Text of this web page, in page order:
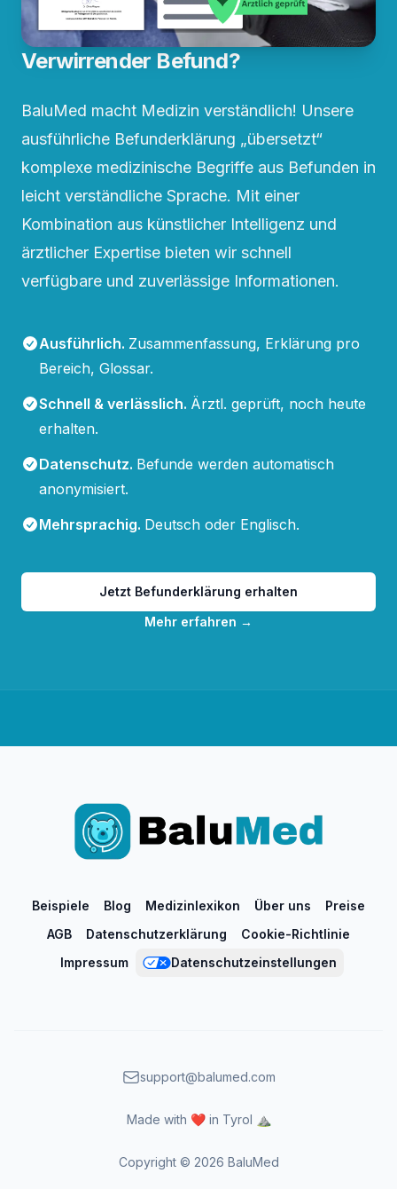
Verwirrender Befund?
BaluMed macht Medizin verständlich! Unsere
ausführliche Befunderklärung „übersetzt“
komplexe medizinische Begriffe aus Befunden in
leicht verständliche Sprache. Mit einer
Kombination aus künstlicher Intelligenz und
ärztlicher Expertise bieten wir schnell
verfügbare und zuverlässige Informationen.
Ausführlich. Zusammenfassung, Erklärung pro
Bereich, Glossar.
Schnell & verlässlich. Ärztl. geprüft, noch heute
erhalten.
Datenschutz. Befunde werden automatisch
anonymisiert.
Mehrsprachig. Deutsch oder Englisch.
Jetzt Befunderklärung erhalten
Mehr erfahren →
Beispiele Blog Medizinlexikon Über uns
Preise
AGB
Datenschutzerklärung
Cookie-Richtlinie
Impressum
Datenschutzeinstellungen
support@balumed.com
Made with ❤️ in Tyrol ⛰️
Copyright © 2026 BaluMed